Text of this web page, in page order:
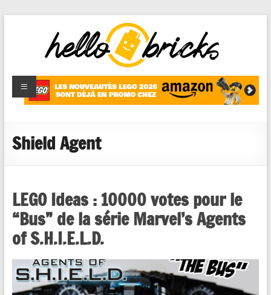
HelloBricks
Blog LEGO,
nouveaut�s
reviews
Shield Agent
LEGO Ideas : 10000 votes pour le
“Bus” de la série Marvel’s Agents
of S.H.I.E.L.D.